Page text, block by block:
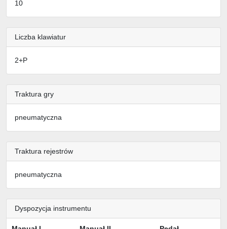
10
Liczba klawiatur
2+P
Traktura gry
pneumatyczna
Traktura rejestrów
pneumatyczna
Dyspozycja instrumentu